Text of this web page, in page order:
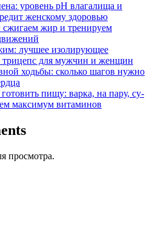
уровень pH влагалища и
женскому здоровью
сжигаем жир и тренируем
лучшее изолирующее
трицепс для мужчин и женщин
ходьбы: сколько шагов нужно
пищу: варка, на пару, су-
максимум витаминов
просмотра.